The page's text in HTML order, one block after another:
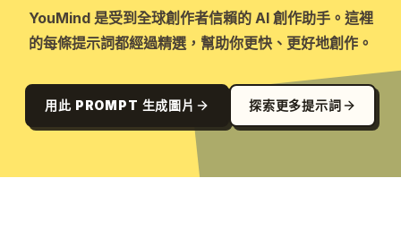
YouMind 是受到全球創作者信賴的 AI 創作助手。這裡
的每條提示詞都經過精選，幫助你更快、更好地創作。
用此 PROMPT 生成圖片 探索更多提示詞